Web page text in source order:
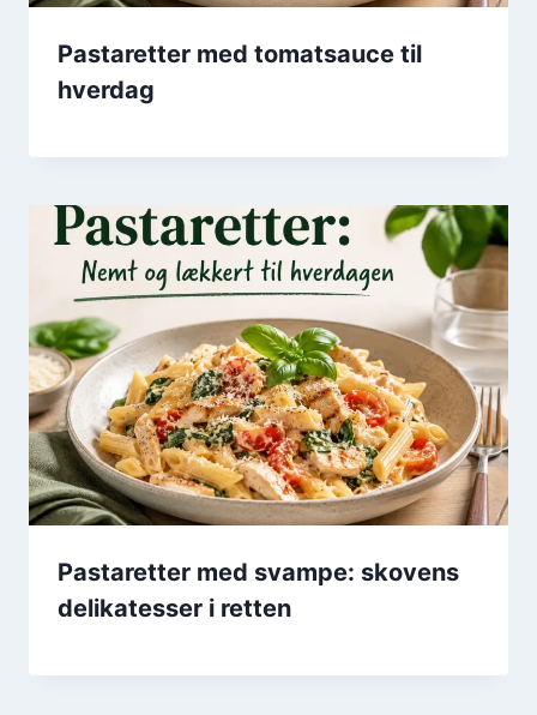
Pastaretter med tomatsauce til
hverdag
Pastaretter med svampe: skovens
delikatesser i retten